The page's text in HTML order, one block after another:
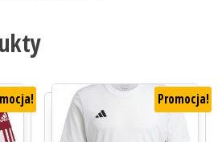
Promocja!